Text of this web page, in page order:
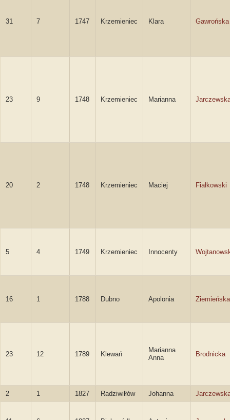
31 7 1747 Krzemieniec Klara Gawrońska
23 9 1748 Krzemieniec Marianna
20 2 1748 Krzemieniec Maciej Fiałkowski
5 4 1749 Krzemieniec Innocenty
16 1 1788 Dubno Apolonia Ziemieńska
23 12 1789 Klewań
Marianna
Anna
Brodnicka
2 1 1827 Radziwiłłów Johanna